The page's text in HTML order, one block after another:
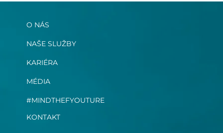
O NÁS
NAŠE SLUŽBY
KARIÉRA
MÉDIA
#MINDTHEFYOUTURE
KONTAKT